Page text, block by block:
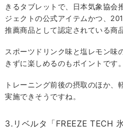
きるタブレットで、日本気象協会
ジェクトの公式アイテムかつ、
推薦商品として認定されている商
スポーツドリンク味と塩レモン味
きずに楽しめるのもポイントです。
トレーニング前後の摂取のほか、
実施できそうですね。
3.リベルタ「FREEZE TECH